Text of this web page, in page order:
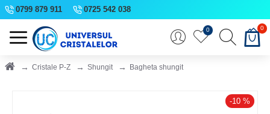
0799 879 911 0725 542 038
0 0
Cristale P-Z Shungit Bagheta shungit
-10 %